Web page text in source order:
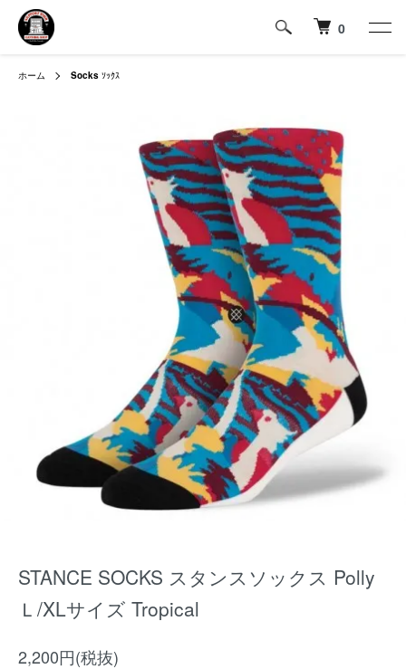
0
ホーム Socks ｿｯｸｽ
STANCE SOCKS スタンスソックス Polly
Ｌ/XLサイズ Tropical
2,200円(税抜)